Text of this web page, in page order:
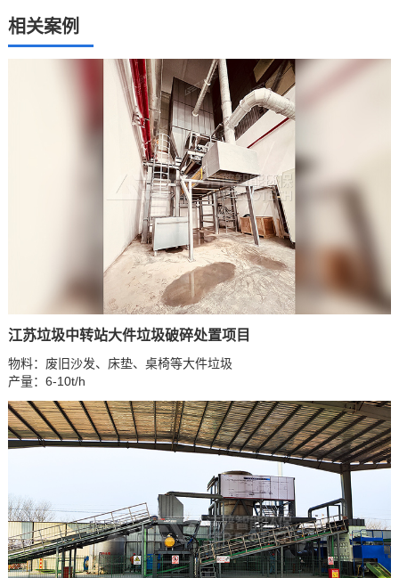
相关案例
江苏垃圾中转站大件垃圾破碎处置项目
物料：废旧沙发、床垫、桌椅等大件垃圾
产量：6-10t/h